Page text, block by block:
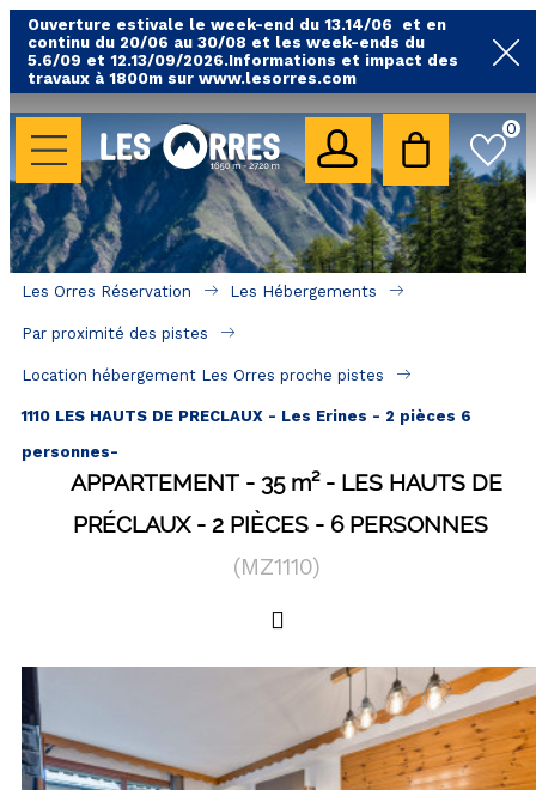
Ouverture estivale le week-end du 13.14/06 et en
continu du 20/06 au 30/08 et les week-ends du
5.6/09 et 12.13/09/2026.Informations et impact des
travaux à 1800m sur www.lesorres.com
0
LES HÉBERGEMENTS
Toutes nos locations
Hébergements avec piscine
Hébergements labellisés qualité
A proximité des remontées mécaniques ( VTT,
SÉJOURS & BONS PLANS
LOCALISATION
Les Orres 1650 centre station
Les Orres 1800 Bois Méan
Les Orres et ses hameaux
Les Orres Réservation Les Hébergements
Par proximité des pistes
Location hébergement Les Orres proche pistes
1110 LES HAUTS DE PRECLAUX - Les Erines - 2 pièces 6
personnes-
APPARTEMENT 35 m²
LES HAUTS DE
PRÉCLAUX
2 PIÈCES 6 PERSONNES
(MZ1110)